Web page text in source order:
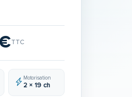
TTC
Motorisation
2 × 19 ch